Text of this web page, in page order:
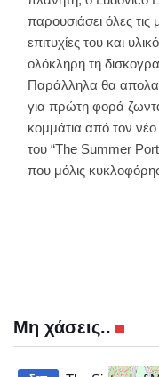
παρουσιάσει όλες τις
επιτυχίες του και
ολόκληρη τη
Παράλληλα θα
για πρώτη φορά
κομμάτια από τον νέο
του “The Summer
που μόλις
Μη χάσεις..